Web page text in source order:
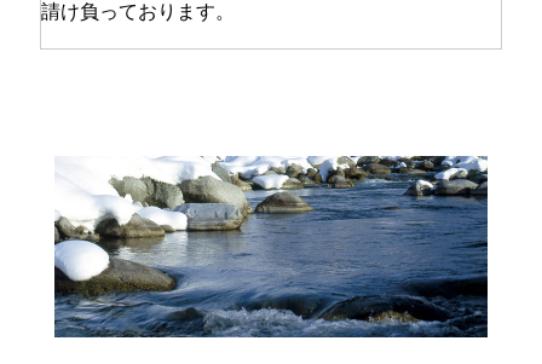
請け負っております。